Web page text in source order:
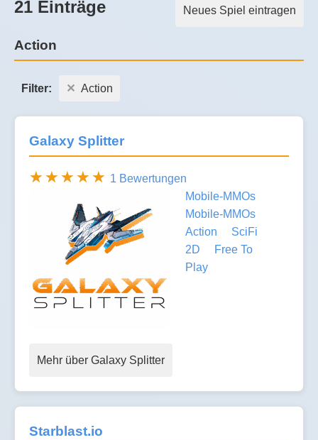
Neues Spiel eintragen
21 Einträge
Action
Filter: Action
Galaxy Splitter
1 Bewertungen
Mobile-MMOs
Mobile-MMOs
Action
SciFi
2D
Free To
Play
Mehr über Galaxy Splitter
Starblast.io